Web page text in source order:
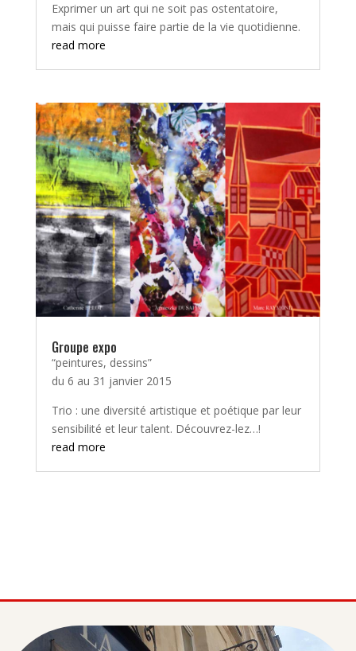
Exprimer un art qui ne soit pas ostentatoire,
mais qui puisse faire partie de la vie quotidienne.
read more
Groupe expo
“peintures, dessins”
du 6 au 31 janvier 2015
Trio : une diversité artistique et poétique par leur
sensibilité et leur talent. Découvrez-lez…!
read more